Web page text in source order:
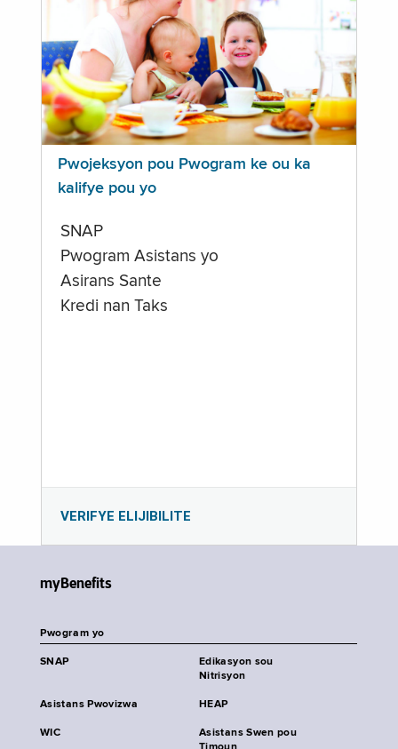
Pwojeksyon pou Pwogram ke ou ka
kalifye pou yo
SNAP
Pwogram Asistans yo
Asirans Sante
Kredi nan Taks
VERIFYE ELIJIBILITE
myBenefits
Pwogram yo
SNAP
Edikasyon sou
Nitrisyon
Asistans Pwovizwa HEAP
WIC
Asistans Swen pou